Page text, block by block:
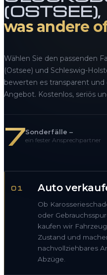
(OSTSEE),
was andere
Wählen Sie den passenden
(Ostsee) und Schleswig-
bewerten es transparent
Angebot. Kostenlos, seriös
7Sonderfälle –
ein fester Ansprechpartner
01 Auto
Ob
oder
kaufen wir
Zustand und
nachvollziehbares
Abzüge.